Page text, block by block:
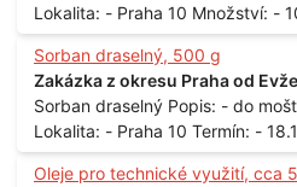
Lokalita: - Praha 10
Sorban draselný, 500 g
Zakázka z okresu Praha od
Sorban draselný Popis: - do moštu Množství: - 500 kg
Lokalita: - Praha
Oleje pro technické využití, cca